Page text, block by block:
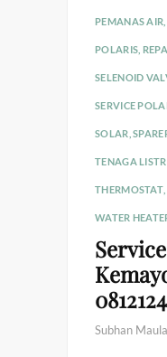
PEMANAS AIR
POLARIS
SELENOID
SERVICE
SOLAR ,
TENAGA
THERMOSTAT
WATER
Subhan